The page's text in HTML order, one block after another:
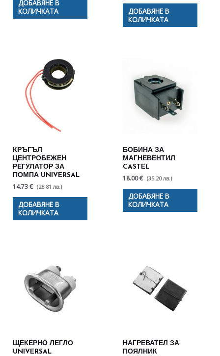
ДОБАВЯНЕ В
КОЛИЧКАТА
ДОБАВЯНЕ В
КОЛИЧКАТА
КРЪГЪЛ
ЦЕНТРОБЕЖЕН
РЕГУЛАТОР ЗА
ПОМПА UNIVERSAL
14.73 € (28.81 лв.)
ДОБАВЯНЕ В
КОЛИЧКАТА
БОБИНА ЗА
МАГНЕВЕНТИЛ
CASTEL
18.00 € (35.20 лв.)
ДОБАВЯНЕ В
КОЛИЧКАТА
ЩЕКЕРНО ЛЕГЛО
UNIVERSAL
НАГРЕВАТЕЛ ЗА
ПОЯЛНИК